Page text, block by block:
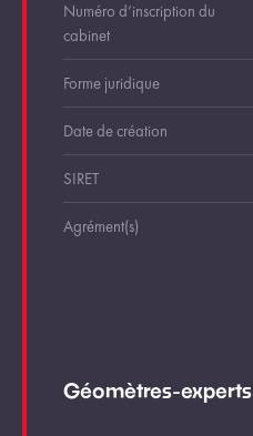
Numéro d’inscription du
cabinet
Forme juridique
Date de création
SIRET
Agrément(s)
Géomètres-experts